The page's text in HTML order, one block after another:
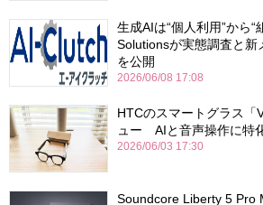
生成AIは“個人利用”から
Solutionsが実態調査と新
を公開
2026/06/08 17:08
HTCのスマートグラス「
ュー AIと音声操作に特
2026/06/03 17:30
Soundcore Liberty 5